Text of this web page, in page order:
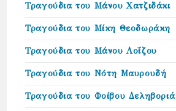
Τραγούδια του Μάνου Χατζιδάκι
Τραγούδια του Μίκη Θεοδωράκη
Τραγούδια του Μάνου Λοΐζου
Τραγούδια του Νότη Μαυρουδή
Τραγούδια του Φοίβου Δεληβοριά